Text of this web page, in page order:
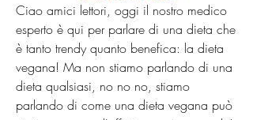
Ciao amici lettori, oggi il nostro medico
esperto è qui per parlare di una dieta che
è tanto trendy quanto benefica: la dieta
vegana! Ma non stiamo parlando di una
dieta qualsiasi, no no no, stiamo
parlando di come una dieta vegana può